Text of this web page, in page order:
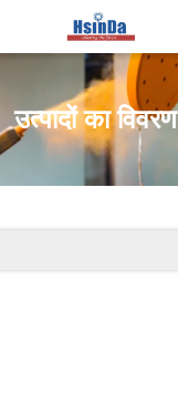
उत्पादों का विवरण